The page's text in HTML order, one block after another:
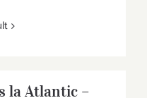
la Atlantic –